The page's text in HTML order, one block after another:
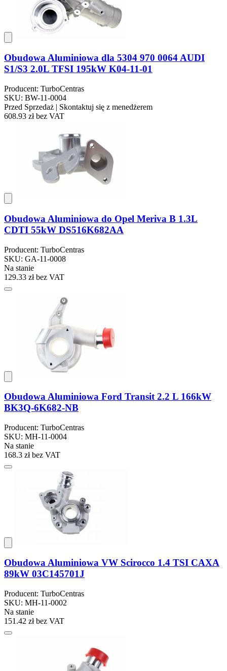
Obudowa Aluminiowa dla 5304 970 0064 AUDI
S1/S3 2.0L TFSI 195kW K04-11-01
Producent: TurboCentras
SKU: BW-11-0004
Przed Sprzedaż | Skontaktuj się z menedżerem
608.93 złbez VAT
Obudowa Aluminiowa do Opel Meriva B 1.3L
CDTI 55kW DS516K682AA
Producent: TurboCentras
SKU: GA-11-0008
Na stanie
129.33 złbez VAT
Obudowa Aluminiowa Ford Transit 2.2 L 166kW
BK3Q-6K682-NB
Producent: TurboCentras
SKU: MH-11-0004
Na stanie
168.3 złbez VAT
Obudowa Aluminiowa VW Scirocco 1.4 TSI CAXA
89kW 03C145701J
Producent: TurboCentras
SKU: MH-11-0002
Na stanie
151.42 złbez VAT